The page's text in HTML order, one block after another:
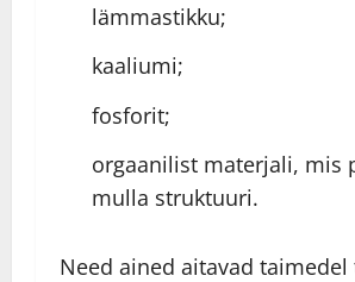
lämmastikku;
kaaliumi;
fosforit;
orgaanilist materjali, mis
mulla struktuuri.
Need ained aitavad